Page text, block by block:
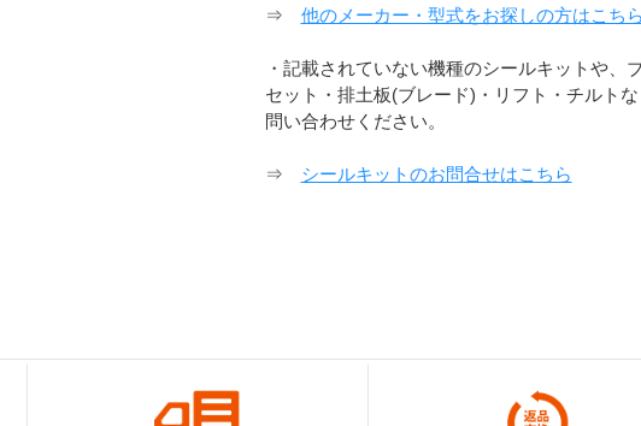
⇒ 他のメーカー・型式をお探しの方はこちら
・記載されていない機種のシールキットや
セット・排土板(ブレード)・リフト・チルト
問い合わせください。
⇒ シールキットのお問合せはこちら